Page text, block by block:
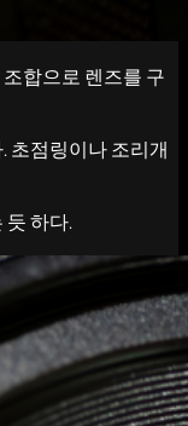
합으로 렌즈를 구
초점링이나 조리개
하다.